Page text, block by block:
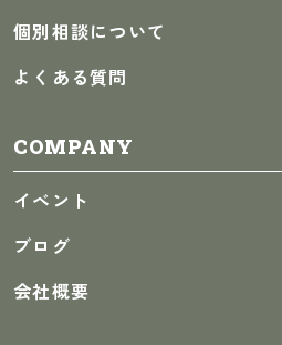
個別相談について
よくある質問
COMPANY
イベント
ブログ
会社概要